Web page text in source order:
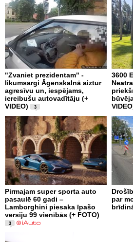
"Zvaniet prezidentam" -
likumsargi Āgenskalnā aiztur
agresīvu un, iespējams,
iereibušu autovadītāju (+
VIDEO)
3
3600
Pirmajam super sporta auto
pasaulē 60 gadi –
Lamborghini piesaka īpašo
versiju 99 vienībās (+ FOTO)
3
par